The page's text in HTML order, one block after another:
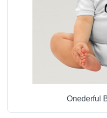
Onederful